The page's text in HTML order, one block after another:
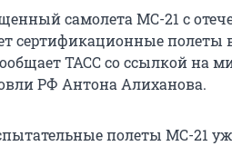
самолета МС-21 с
сертификационные полеты
ТАСС со ссылкой на
РФ Антона Алиханова.
полеты МС-21